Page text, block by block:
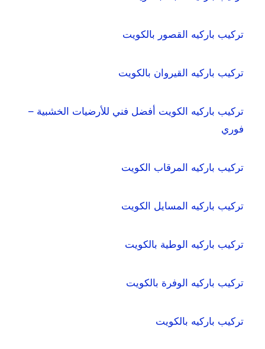
تركيب باركيه القصور بالكويت
تركيب باركيه القيروان بالكويت
تركيب باركيه الكويت أفضل فني للأرضيات الخشبية –
فوري
تركيب باركيه المرقاب الكويت
تركيب باركيه المسايل الكويت
تركيب باركيه الوطية بالكويت
تركيب باركيه الوفرة بالكويت
تركيب باركيه بالكويت